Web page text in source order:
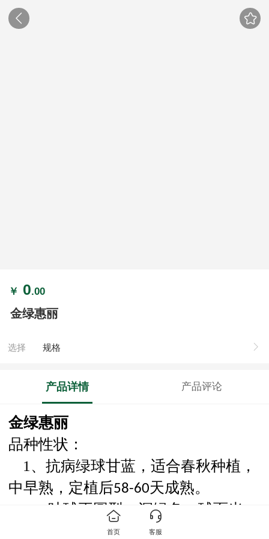
￥ 0.00
金绿惠丽
选择 规格
产品详情 产品评论
金绿惠丽
品种性状：
1、抗病绿球甘蓝，适合春秋种植，
中早熟，定植后58-60天成熟。
叶球正圆型，深绿色，球面光
滑，绿叶黄心，口感好。
首页 客服